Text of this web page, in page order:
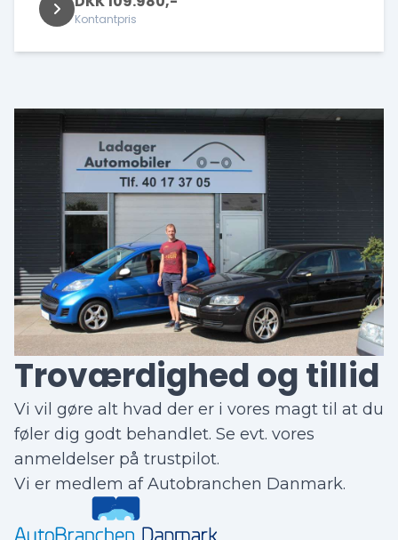
Kontantpris
Troværdighed og tillid
Vi vil gøre alt hvad der er i vores magt til at du
føler dig godt behandlet. Se evt. vores
anmeldelser på trustpilot.
Vi er medlem af Autobranchen Danmark.